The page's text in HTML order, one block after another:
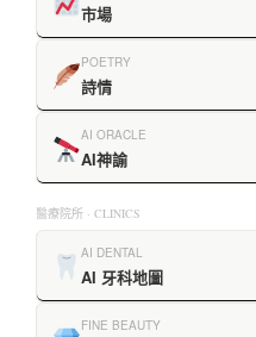
市場
POETRY
詩情
AI ORACLE
AI神諭
醫療院所 · CLINICS
AI DENTAL
AI 牙科地圖
FINE BEAUTY